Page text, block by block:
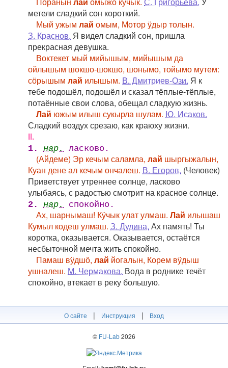
метели сладкий сон короткий.
Мый ужым лай омым, Мотор ӱдыр толын.
З. Краснов. Я видел сладкий сон, пришла
прекрасная девушка.
Воктекет мый мийышым, мийышым да
ойлышым шокшо-шокшо, шонымо, тойымо мутем:
сӧрышым лай илышым. В. Дмитриев-Ози. Я к
тебе подошёл, подошёл и сказал тёплые-тёплые,
потаённые свои слова, обещал сладкую жизнь.
Лай южым илыш сукырла шулам. Ю. Исаков.
Сладкий воздух срезаю, как краюху жизни.
II.
1. нар. ласково.
(Айдеме) Эр кечым саламла, лай шыргыжалын,
Куан дене ал кечым ончалеш. В. Егоров. (Человек)
Приветствует утреннее солнце, ласково
улыбаясь, с радостью смотрит на красное солнце.
2. нар. спокойно.
Ах, шарнымаш! Кӱчык улат улмаш. Лай илышаш
Кумыл кодеш улмаш. З. Дудина. Ах память! Ты
коротка, оказывается. Оказывается, остаётся
несбыточной мечта жить спокойно.
Памаш вӱдшӧ, лай йогалын, Корем вӱдыш
ушналеш. М. Чермакова. Вода в роднике течёт
спокойно, втекает в реку большую.
О сайте | Инструкция | Вход
© FU-Lab2026